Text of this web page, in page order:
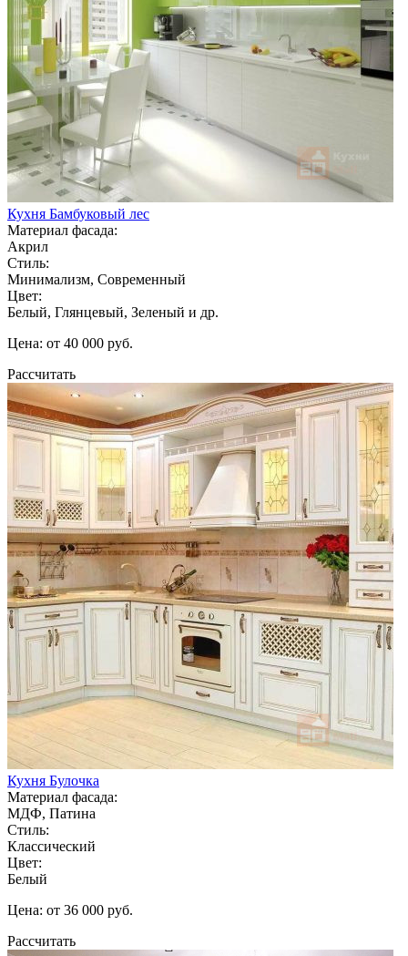
Кухня Бамбуковый лес
Материал фасада:
Акрил
Стиль:
Минимализм, Современный
Цвет:
Белый, Глянцевый, Зеленый и др.
Цена: от 40 000 руб.
Рассчитать
Кухня Булочка
Материал фасада:
МДФ, Патина
Стиль:
Классический
Цвет:
Белый
Цена: от 36 000 руб.
Рассчитать